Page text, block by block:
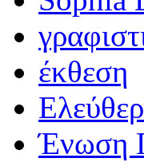
έκθεση
Ένωση